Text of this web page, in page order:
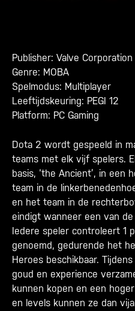
Publisher: Valve Corporation
Genre: MOBA
Spelmodus: Multiplayer
Leeftijdskeuring: PEGI 12
Platform: PC Gaming
Dota 2 wordt gespeeld in
teams met elk vijf spelers.
basis, ‘the Ancient’, in een
team in de
en het team in de
eindigt wanneer een van
Iedere speler controleert 1
genoemd, gedurende het
Heroes beschikbaar.
goud en experience
kunnen kopen en een
en levels kunnen ze dan